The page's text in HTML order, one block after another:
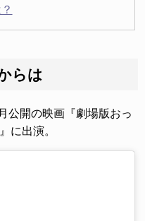
らは
公開の映画『劇場版おっ
に出演。